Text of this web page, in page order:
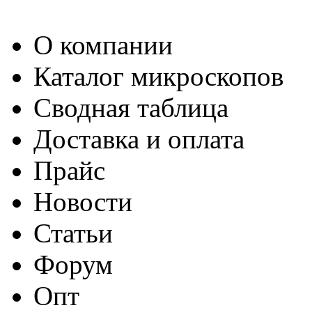
О компании
Каталог микроскопов
Сводная таблица
Доставка и оплата
Прайс
Новости
Статьи
Форум
Опт